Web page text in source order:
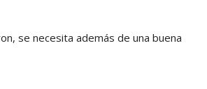
se necesita además de una buena